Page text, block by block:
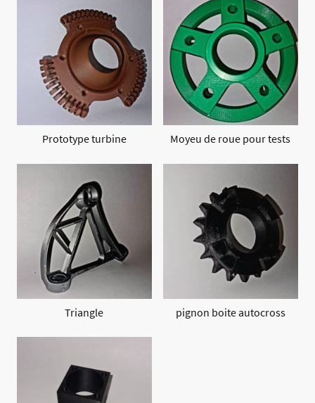
Prototype turbine Moyeu de roue pour tests
Triangle pignon boite autocross